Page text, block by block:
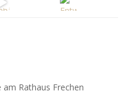
Rathaus Frechen